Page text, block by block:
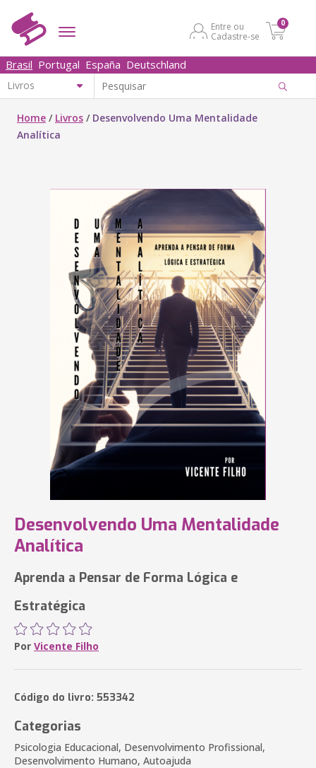
Entre ou
Cadastre-se
0
Brasil Portugal España Deutschland
Home / Livros / Desenvolvendo Uma Mentalidade
Analítica
Desenvolvendo Uma Mentalidade
Analítica
Aprenda a Pensar de Forma Lógica e
Estratégica
Por Vicente Filho
Código do livro: 553342
Categorias
Psicologia Educacional, Desenvolvimento Profissional,
Desenvolvimento Humano, Autoajuda